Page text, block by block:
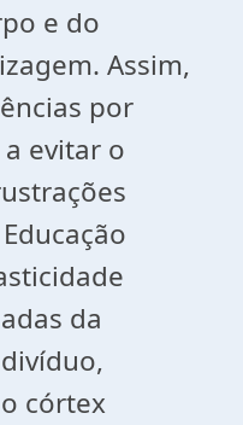
e do
Assim,
por
evitar o
da
córtex